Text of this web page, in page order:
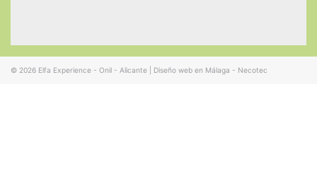
© 2026 Elfa Experience - Onil - Alicante Diseño web en Málaga - Necotec